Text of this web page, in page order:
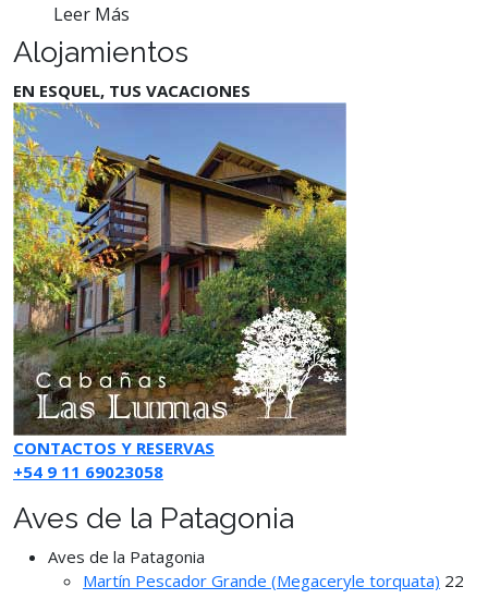
Leer Más
Alojamientos
EN ESQUEL, TUS VACACIONES
CONTACTOS Y RESERVAS
+54 9 11 69023058
Aves de la Patagonia
Aves de la Patagonia
Martín Pescador Grande (Megaceryle torquata) 22